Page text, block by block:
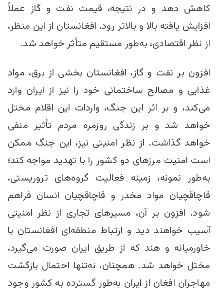
کاهش دهد و در نتیجه، قیمت نفت و گاز عملاً
افزایش یافته بالا و بالاتر رود. افغانستان از این منظر،
از نظر اقتصادی، به‌طور مستقیم متأثر خواهد شد.
افزون بر نفت و گاز، افغانستان بخشی از برق، مواد
غذایی و مصالح ساختمانی خود را نیز از ایران وارد
می‌کند، و بر اثر این جنگ، واردات این اقلام مختل
خواهد شد و بر زندگی روزمره مردم تأثیر منفی
خواهد گذاشت. از نظر امنیتی نیز، این جنگ ممکن
است امنیت مرزهای دو کشور را با تهدید مواجه کند؛
به‌طور نمونه، زمینه فعالیت گروه‌های تروریستی،
قاچاقچیان مواد مخدر و قاچاقچیان انسان فراهم
شود. افزون بر آن، مسیرهای تجاری از نظر امنیتی
آسیب خواهند دید و ارتباط منطقه‌ای افغانستان با
خاورمیانه و هند که از طریق ایران صورت می‌گیرد،
مختل خواهد شد. همچنان، نه‌تنها احتمال بازگشت
مهاجران افغان از ایران به‌طور گسترده به کشور وجود